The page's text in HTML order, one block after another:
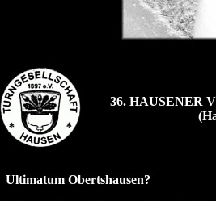
36. HAUSENER
Ultimatum Obertshausen?